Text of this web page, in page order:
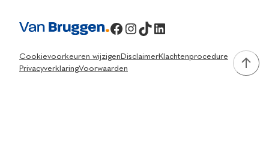
Facebook
Instagram
TikTok
LinkedIn
Cookievoorkeuren wijzigen DisclaimerKlachtenprocedure
PrivacyverklaringVoorwaarden